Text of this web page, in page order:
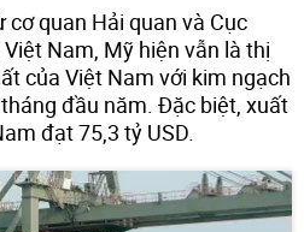
quan Hải quan và Cục
Nam, Mỹ hiện vẫn là thị
của Việt Nam với kim ngạch
đầu năm. Đặc biệt, xuất
đạt 75,3 tỷ USD.